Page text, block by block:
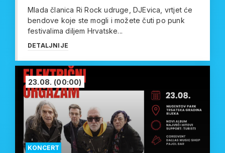
Mlada članica Ri Rock udruge, DJEvica, vrtjet će
bendove koje ste mogli i možete čuti po punk
festivalima diljem Hrvatske...
DETALJNIJE
KONCERT
23.08. (00:00)